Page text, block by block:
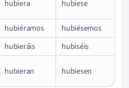
hubiera hubiese
hubiéramos
hubiésemos
hubieráis
hubiséis
hubieran hubiesen